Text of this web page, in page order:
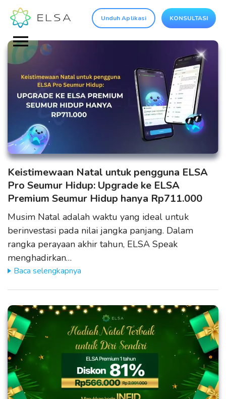
Unduh Aplikasi KONSULTASI
Keistimewaan Natal untuk pengguna ELSA
Pro Seumur Hidup: Upgrade ke ELSA
Premium Seumur Hidup hanya Rp711.000
Musim Natal adalah waktu yang ideal untuk
berinvestasi pada nilai jangka panjang. Dalam
rangka perayaan akhir tahun, ELSA Speak
menghadirkan…
Baca selengkapnya